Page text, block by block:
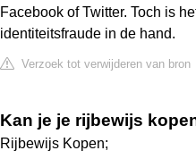
Facebook of Twitter. Toch is
identiteitsfraude in de hand.
Verzoek tot verwijderen van bron
Kan je je rijbewijs
Rijbewijs Kopen;